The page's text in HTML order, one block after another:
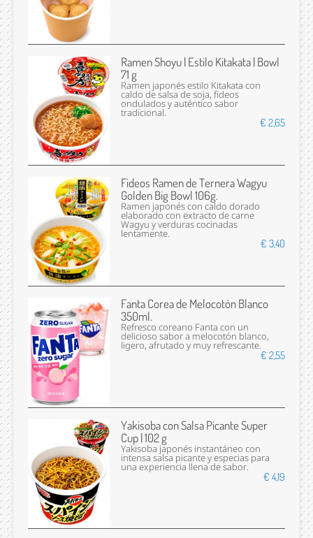
Ramen Shoyu | Estilo Kitakata | Bowl
71 g
Ramen japonés estilo Kitakata con
caldo de salsa de soja, fideos
ondulados y auténtico sabor
tradicional.
€ 2,65
Fideos Ramen de Ternera Wagyu
Golden Big Bowl 106g.
Ramen japonés con caldo dorado
elaborado con extracto de carne
Wagyu y verduras cocinadas
lentamente.
€ 3,40
Fanta Corea de Melocotón Blanco
350ml.
Refresco coreano Fanta con un
delicioso sabor a melocotón blanco,
ligero, afrutado y muy refrescante.
€ 2,55
Yakisoba con Salsa Picante Super
Cup | 102 g
Yakisoba japonés instantáneo con
intensa salsa picante y especias para
una experiencia llena de sabor.
€ 4,19